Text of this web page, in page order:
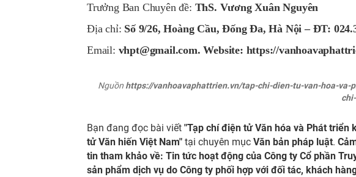
Trưởng Ban Chuyên đề: ThS. Vương Xuân Nguyên
Địa chỉ: Số 9/26, Hoàng Cầu, Đống Đa, Hà Nội – ĐT:
Email: vhpt@gmail.com. Website: https://
Nguồn https://vanhoavaphattrien.vn/tap-chi-dien-tu-van-hoa-
Bạn đang đọc bài viết "Tạp chí điện tử Văn hóa và Phát
tử Văn hiến Việt Nam" tại chuyên mục Văn bản pháp luật.
tin tham khảo về: Tin tức hoạt động của Công ty Cổ phần
sản phẩm dịch vụ do Công ty phối hợp với đối tác, khách